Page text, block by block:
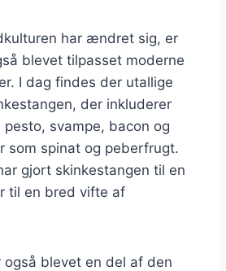
har ændret sig, er
blevet tilpasset moderne
I dag findes der utallige
der inkluderer
svampe, bacon og
som spinat og peberfrugt.
gjort skinkestangen til en
til en bred vifte af
også blevet en del af den